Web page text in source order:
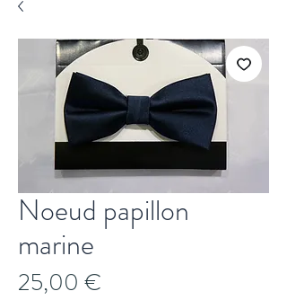
Noeud papillon
marine
25,00 €